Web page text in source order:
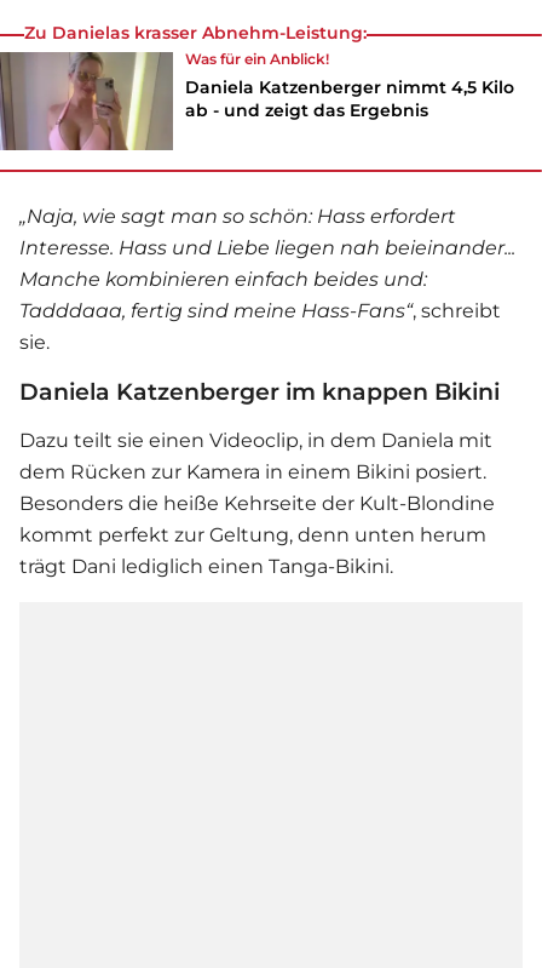
Zu Danielas krasser Abnehm-Leistung:
Was für ein Anblick!
Daniela Katzenberger nimmt 4,5 Kilo
ab - und zeigt das Ergebnis
„Naja, wie sagt man so schön: Hass erfordert
Interesse️. Hass und Liebe liegen nah beieinander...
Manche kombinieren einfach beides und:
Tadddaaa, fertig sind meine Hass-Fans“, schreibt
sie.
Daniela Katzenberger im knappen Bikini
Dazu teilt sie einen Videoclip, in dem Daniela mit
dem Rücken zur Kamera in einem Bikini posiert.
Besonders die heiße Kehrseite der Kult-Blondine
kommt perfekt zur Geltung, denn unten herum
trägt Dani lediglich einen Tanga-Bikini.